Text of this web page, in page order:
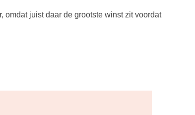
omdat juist daar de grootste winst zit voordat